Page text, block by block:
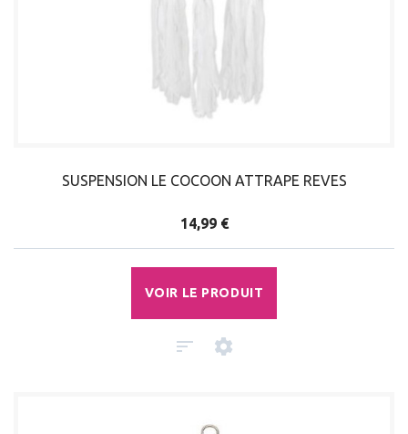
SUSPENSION LE COCOON ATTRAPE REVES
14,99 €
VOIR LE PRODUIT